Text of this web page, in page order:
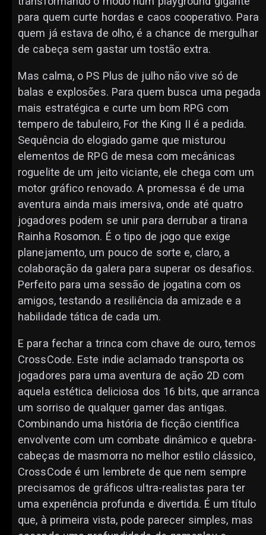
para quem curte hordas e caos cooperativo. Para
quem já estava de olho, é a chance de mergulhar
de cabeça sem gastar um tostão extra.
Mas calma, o PS Plus de julho não vive só de
balas e explosões. Para quem busca uma pegada
mais estratégica e curte um bom RPG com
tempero de tabuleiro, For the King II é a pedida.
Sequência do elogiado game que misturou
elementos de RPG de mesa com mecânicas
roguelite de um jeito viciante, ele chega com um
motor gráfico renovado. A promessa é de uma
aventura ainda mais imersiva, onde até quatro
jogadores podem se unir para derrubar a tirana
Rainha Rosomon. É o tipo de jogo que exige
planejamento, um pouco de sorte e, claro, a
colaboração da galera para superar os desafios.
Perfeito para uma sessão de jogatina com os
amigos, testando a resiliência da amizade e a
habilidade tática de cada um.
E para fechar a trinca com chave de ouro, temos
CrossCode. Este indie aclamado transporta os
jogadores para uma aventura de ação 2D com
aquela estética deliciosa dos 16 bits, que arranca
um sorriso de qualquer gamer das antigas.
Combinando uma história de ficção científica
envolvente com um combate dinâmico e quebra-
cabeças de masmorra no melhor estilo clássico,
CrossCode é um lembrete de que nem sempre
precisamos de gráficos ultra-realistas para ter
uma experiência profunda e divertida. É um título
que, à primeira vista, pode parecer simples, mas